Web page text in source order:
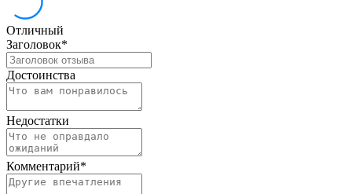
Отличный
Заголовок*
Достоинства
Недостатки
Комментарий*